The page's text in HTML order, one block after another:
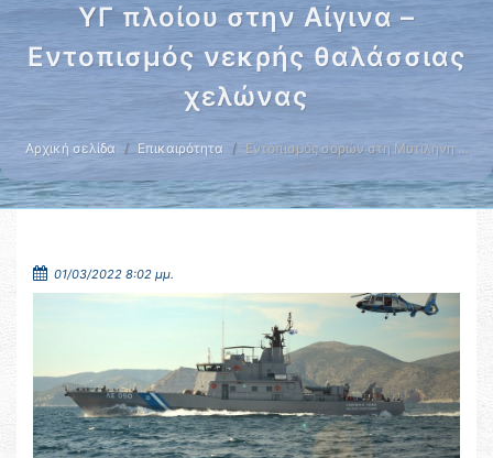
ΥΓ πλοίου στην Αίγινα –
Εντοπισμός νεκρής θαλάσσιας
χελώνας
Αρχική σελίδα Επικαιρότητα Εντοπισμός σορών στη Μυτιλήνη …
01/03/2022 8:02 μμ.